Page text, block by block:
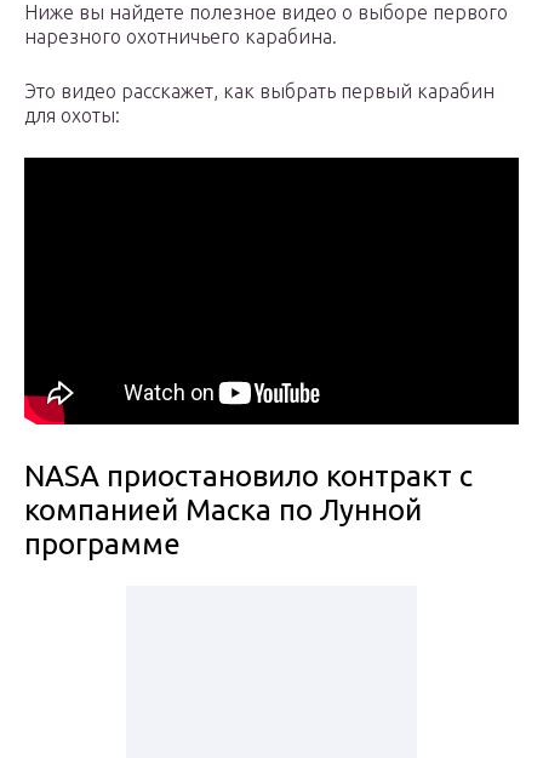
Ниже вы найдете полезное видео о выборе первого
нарезного охотничьего карабина.
Это видео расскажет, как выбрать первый карабин
для охоты:
NASA приостановило контракт с
компанией Маска по Лунной
программе